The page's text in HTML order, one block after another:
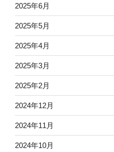
2025年6月
2025年5月
2025年4月
2025年3月
2025年2月
2024年12月
2024年11月
2024年10月